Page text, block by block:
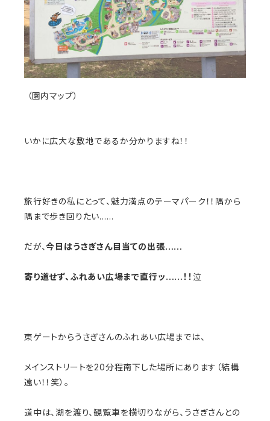
（園内マップ）
いかに広大な敷地であるか分かりますね！！
旅行好きの私にとって、魅力満点のテーマパーク！！隅から
隅まで歩き回りたい……
だが、今日はうさぎさん目当ての出張……
寄り道せず、ふれあい広場まで直行ッ……！！ 泣
東ゲートからうさぎさんのふれあい広場までは、
メインストリートを20分程南下した場所にあります（結構
遠い！！笑）。
道中は、湖を渡り、観覧車を横切りながら、うさぎさんとの